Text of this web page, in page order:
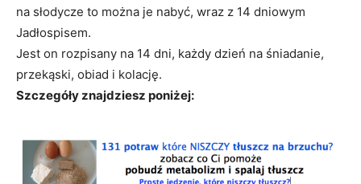
na słodycze to można je nabyć, wraz z 14 dniowym
Jadłospisem.
Jest on rozpisany na 14 dni, każdy dzień na śniadanie,
przekąski, obiad i kolację.
Szczegóły znajdziesz poniżej: